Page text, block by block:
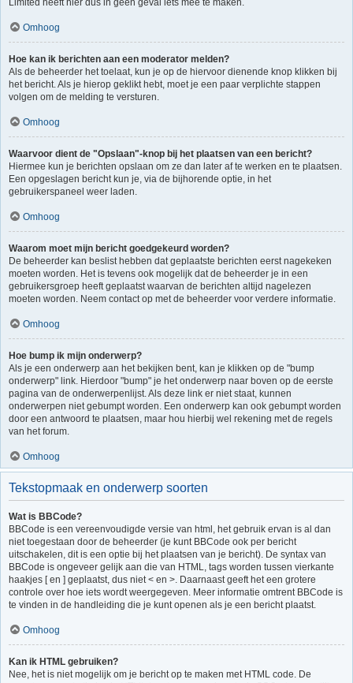
Limited heeft hier dus in geen geval iets mee te maken.
Omhoog
Hoe kan ik berichten aan een moderator melden?
Als de beheerder het toelaat, kun je op de hiervoor dienende knop klikken bij
het bericht. Als je hierop geklikt hebt, moet je een paar verplichte stappen
volgen om de melding te versturen.
Omhoog
Waarvoor dient de "Opslaan"-knop bij het plaatsen van een bericht?
Hiermee kun je berichten opslaan om ze dan later af te werken en te plaatsen.
Een opgeslagen bericht kun je, via de bijhorende optie, in het
gebruikerspaneel weer laden.
Omhoog
Waarom moet mijn bericht goedgekeurd worden?
De beheerder kan beslist hebben dat geplaatste berichten eerst nagekeken
moeten worden. Het is tevens ook mogelijk dat de beheerder je in een
gebruikersgroep heeft geplaatst waarvan de berichten altijd nagelezen
moeten worden. Neem contact op met de beheerder voor verdere informatie.
Omhoog
Hoe bump ik mijn onderwerp?
Als je een onderwerp aan het bekijken bent, kan je klikken op de "bump
onderwerp" link. Hierdoor "bump" je het onderwerp naar boven op de eerste
pagina van de onderwerpenlijst. Als deze link er niet staat, kunnen
onderwerpen niet gebumpt worden. Een onderwerp kan ook gebumpt worden
door een antwoord te plaatsen, maar hou hierbij wel rekening met de regels
van het forum.
Omhoog
Tekstopmaak en onderwerp soorten
Wat is BBCode?
BBCode is een vereenvoudigde versie van html, het gebruik ervan is al dan
niet toegestaan door de beheerder (je kunt BBCode ook per bericht
uitschakelen, dit is een optie bij het plaatsen van je bericht). De syntax van
BBCode is ongeveer gelijk aan die van HTML, tags worden tussen vierkante
haakjes [ en ] geplaatst, dus niet < en >. Daarnaast geeft het een grotere
controle over hoe iets wordt weergegeven. Meer informatie omtrent BBCode is
te vinden in de handleiding die je kunt openen als je een bericht plaatst.
Omhoog
Kan ik HTML gebruiken?
Nee, het is niet mogelijk om je bericht op te maken met HTML code. De